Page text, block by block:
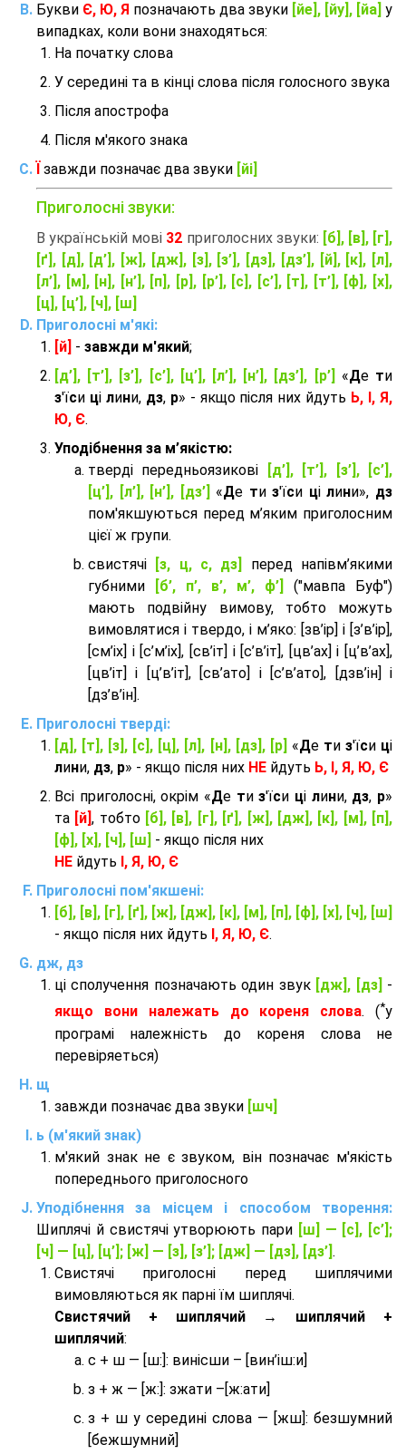
Букви Є, Ю, Я позначають два звуки [йе], [йу], [йа] у
випадках, коли вони знаходяться:
На початку слова
У середині та в кінці слова після голосного звука
Після апострофа
Після м'якого знака
завжди позначає два звуки [йі]
Приголосні звуки:
В українській мові 32 приголосних звуки: [б], [в], [г],
[ґ], [д], [д’], [ж], [дж], [з], [з’], [дз], [дз’], [й], [к], [л],
[л’], [м], [н], [н’], [п], [р], [р’], [с], [с’], [т], [т’], [ф], [х],
[ц], [ц’], [ч], [ш]
Приголосні м'які:
[й] - завжди м'який;
[д’], [т’], [з’], [с’], [ц’], [л’], [н’], [дз’], [р’]
«Де ти
з'їси ці лини, дз, р» - якщо після них йдуть Ь, І, Я,
Ю, Є.
Уподібнення за м’якістю:
тверді передньоязикові
[д’], [т’], [з’], [с’],
[ц’], [л’], [н’], [дз’] «Де тиз'їси цілини», дз
пом'якшуються перед м’яким приголосним
цієї ж групи.
cвистячі
[з, ц, с, дз]
перед напівм’якими
губними
[б’, п’, в’, м’, ф’]
("мавпа Буф")
мають подвійну вимову, тобто можуть
вимовлятися і твердо, і м’яко: [зв’ір] і [з’в’ір],
[см’іх] і [с’м’іх], [св’іт] і [с’в’іт], [цв’ах] і [ц’в’ах],
[цв’іт] і [ц’в’іт], [св’ато] і [с’в’ато], [дзв’iн] і
[дз’в’iн].
Приголосні тверді:
[д], [т], [з], [с], [ц], [л], [н], [дз], [р] «Де ти з'їси ці
лини, дз, р» - якщо після них НЕ йдуть Ь, І, Я, Ю, Є
Всі приголосні, окрім «Де тиз'їси ці лини, дз, р»
та [й], тобто [б], [в], [г], [ґ], [ж], [дж], [к], [м], [п],
[ф], [х], [ч], [ш] - якщо після них
НЕ йдуть І, Я, Ю, Є
Приголосні пом'якшені:
[б], [в], [г], [ґ], [ж], [дж], [к], [м], [п], [ф], [х], [ч], [ш]
- якщо після них йдуть І, Я, Ю, Є.
дж, дз
ці сполучення позначають один звук [дж], [дз] -
якщо вони належать до кореня слова. (*у
програмі належність до кореня слова не
перевіряеться)
щ
завжди позначає два звуки [шч]
ь (м'який знак)
м'який знак не є звуком, він позначає м'якість
попереднього приголосного
Уподібнення за місцем і способом творення:
Шиплячі й свистячі утворюють пари [ш] — [c], [с’];
[ч] — [ц], [ц’]; [ж] — [з], [з’]; [дж] — [дз], [дз’] .
Свистячі приголосні перед шиплячими
вимовляються як парні їм шиплячі.
Cвистячий + шиплячий → шиплячий +
шиплячий:
с + ш — [ш:]: винісши – [вин’іш:и]
з + ж — [ж:]: зжати –[ж:ати]
з + ш у середині слова — [жш]: безшумний
[бежшумний]